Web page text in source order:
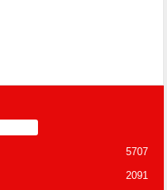
5707
2091